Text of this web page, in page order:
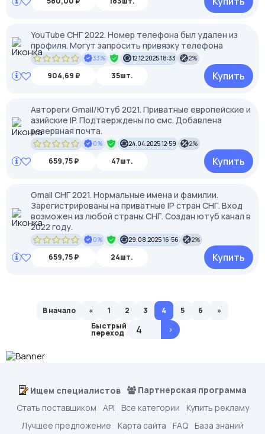
YouTube СНГ 2022. Номер телефона был удален из
профиля. Могут запросить привязку телефона
33% 12.12.2025 18:33 2%
904,69 ₽ 35шт. Купить
Автореги Gmail/Ютуб 2021. Приватные европейские и
азийские IP. Подтверждены по смс. Добавлена
резервная почта.
0% 24.04.2025 12:59 2%
659,75 ₽ 47шт. Купить
Gmail СНГ 2021. Нормальные имена и фамилии.
Зарегистрированы на приватные IP стран СНГ. Вход
возможен из любой страны СНГ. Создан ютуб канал в
2022 году.
0% 29.08.2025 16:56 2%
659,75 ₽ 24шт. Купить
В начало « 1 2 3 4 5 6
»
Быстрый
переход >
Ищем специалистов
Партнерская программа
Стать поставщиком
API Все категории
Купить рекламу
Лучшее предложение
Карта сайта FAQ База знаний